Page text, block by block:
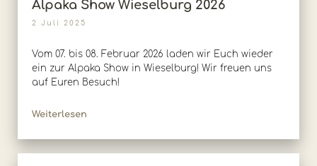
Alpaka Show Wieselburg 2026
2 Juli 2025
Vom 07. bis 08. Februar 2026 laden wir Euch wieder
ein zur Alpaka Show in Wieselburg! Wir freuen uns
auf Euren Besuch!
Weiterlesen